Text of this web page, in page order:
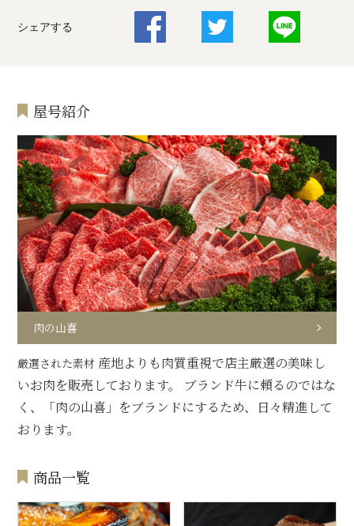
シェアする
屋号紹介
肉の山喜
厳選された素材 産地よりも肉質重視で店主厳選の美味し
いお肉を販売しております。 ブランド牛に頼るのではな
く、「肉の山喜」をブランドにするため、日々精進して
おります。
商品一覧